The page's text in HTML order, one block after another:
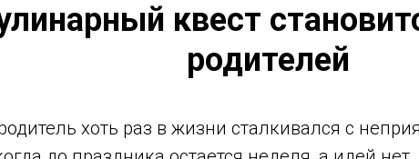
квест
родителей
хоть раз в жизни сталкивался с